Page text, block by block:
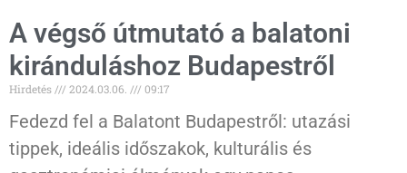
A végső útmutató a balatoni
kiránduláshoz Budapestről
Hirdetés 2024.03.06. 09:17
Fedezd fel a Balatont Budapestről: utazási
tippek, ideális időszakok, kulturális és